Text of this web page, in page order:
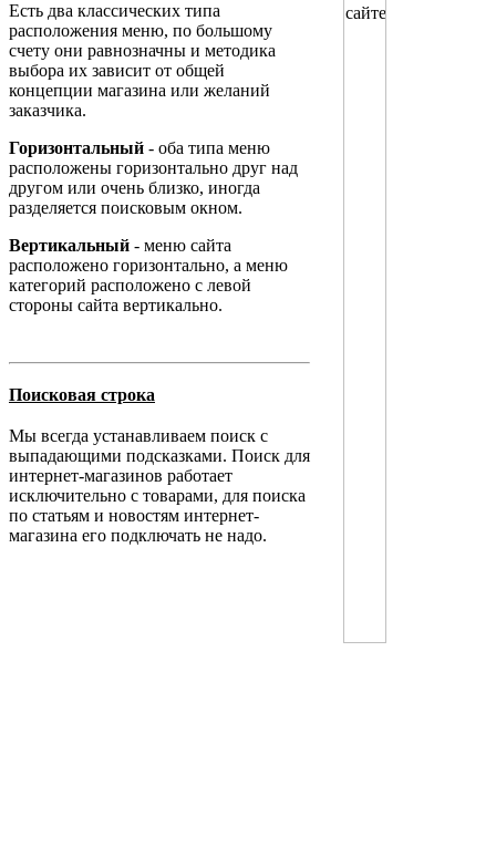
Есть два классических типа
расположения меню, по большому
счету они равнозначны и методика
выбора их зависит от общей
концепции магазина или желаний
заказчика.
Горизонтальный - оба типа меню
расположены горизонтально друг над
другом или очень близко, иногда
разделяется поисковым окном.
Вертикальный - меню сайта
расположено горизонтально, а меню
категорий расположено с левой
стороны сайта вертикально.
Поисковая строка
Мы всегда устанавливаем поиск с
выпадающими подсказками. Поиск для
интернет-магазинов работает
исключительно с товарами, для поиска
по статьям и новостям интернет-
магазина его подключать не надо.